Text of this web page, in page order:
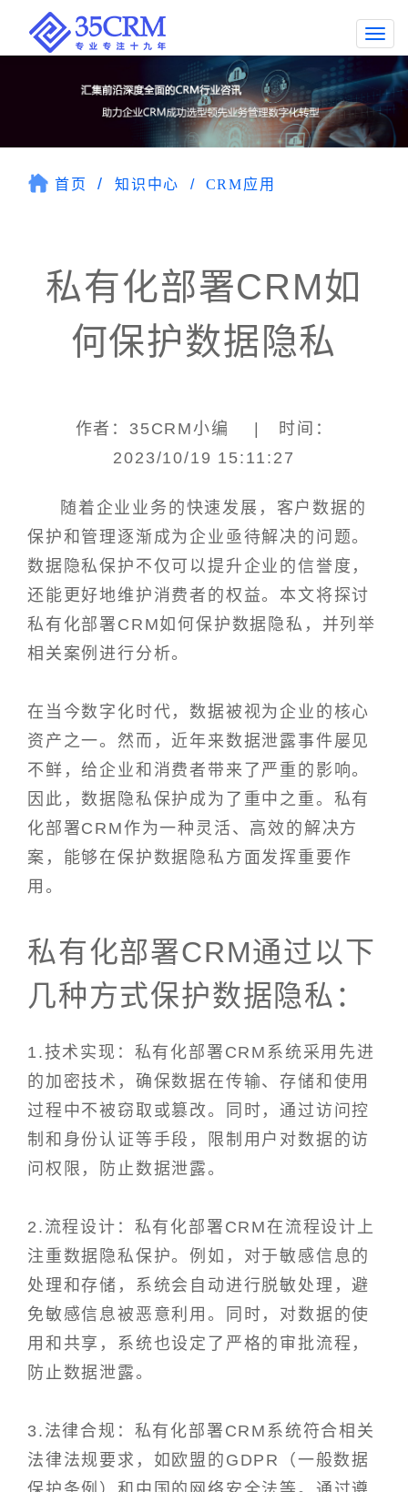
首页 知识中心 CRM应用
私有化部署CRM如
何保护数据隐私
作者：35CRM小编 | 时间：
2023/10/19 15:11:27
随着企业业务的快速发展，客户数据的
保护和管理逐渐成为企业亟待解决的问题。
数据隐私保护不仅可以提升企业的信誉度，
还能更好地维护消费者的权益。本文将探讨
私有化部署CRM如何保护数据隐私，并列举
相关案例进行分析。
在当今数字化时代，数据被视为企业的核心
资产之一。然而，近年来数据泄露事件屡见
不鲜，给企业和消费者带来了严重的影响。
因此，数据隐私保护成为了重中之重。私有
化部署CRM作为一种灵活、高效的解决方
案，能够在保护数据隐私方面发挥重要作
用。
私有化部署CRM通过以下
几种方式保护数据隐私：
1.技术实现：私有化部署CRM系统采用先进
的加密技术，确保数据在传输、存储和使用
过程中不被窃取或篡改。同时，通过访问控
制和身份认证等手段，限制用户对数据的访
问权限，防止数据泄露。
2.流程设计：私有化部署CRM在流程设计上
注重数据隐私保护。例如，对于敏感信息的
处理和存储，系统会自动进行脱敏处理，避
免敏感信息被恶意利用。同时，对数据的使
用和共享，系统也设定了严格的审批流程，
防止数据泄露。
3.法律合规：私有化部署CRM系统符合相关
法律法规要求，如欧盟的GDPR（一般数据